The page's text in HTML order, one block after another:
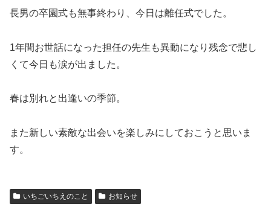
長男の卒園式も無事終わり、今日は離任式でした。
1年間お世話になった担任の先生も異動になり残念で悲し
くて今日も涙が出ました。
春は別れと出逢いの季節。
また新しい素敵な出会いを楽しみにしておこうと思いま
す。
いちごいちえのこと お知らせ